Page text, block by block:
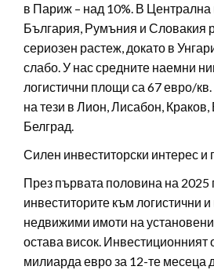
в Париж – над 10%. В
България, Румъния и Словакия
сериозен растеж, докато в
слабо. У нас средните наемни
логистични площи са 67 евро/
на тези в Лион, Лисабон,
Белград.
Силен инвеститорски интерес и
През първата половина на 2025
инвеститорите към логистични
недвижими имоти на
остава висок.
милиарда евро за 12-те месеца